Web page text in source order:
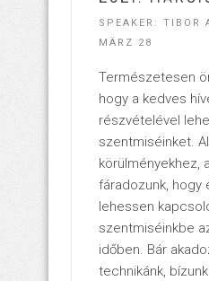
SPEAKER: TIBOR
MÄRZ 28
Természetesen
hogy a kedves
részvételével
szentmiséinket.
körülményekhez,
fáradozunk, hogy
lehessen
szentmiséinkbe
időben. Bár
technikánk,